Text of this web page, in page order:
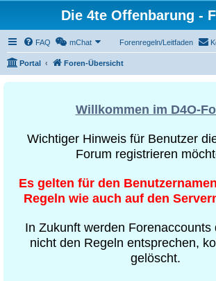
Die 4te Offenbarung -
FAQ mChat Forenregeln/Leitfaden
Portal Foren-Übersicht
Willkommen im D4O-
Wichtiger Hinweis für Benutzer
Forum registrieren
Es gelten für den
Regeln wie auch auf den
In Zukunft werden Forenaccounts
nicht den Regeln entsprechen,
gelöscht.